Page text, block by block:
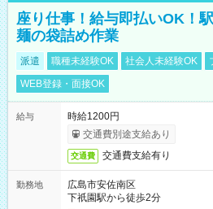
座り仕事！給与即払いOK！
麺の袋詰め作業
派遣 職種未経験OK 社会人未経験OK
WEB登録・面接OK
給与
時給1200円
交通費別途支給あり
交通費 交通費支給有り
勤務地
広島市安佐南区
下祇園駅から徒歩2分